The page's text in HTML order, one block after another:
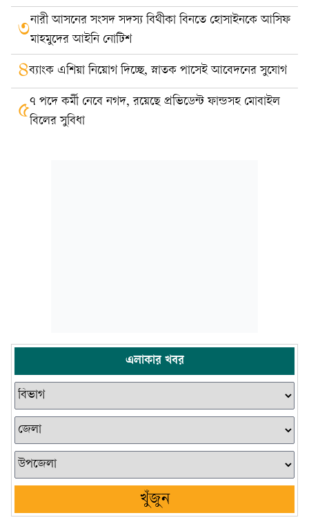
৩নারী আসনের সংসদ সদস্য বিথীকা বিনতে হোসাইনকে আসিফ
মাহমুদের আইনি নোটিশ
৪ব্যাংক এশিয়া নিয়োগ দিচ্ছে, স্নাতক পাসেই আবেদনের সুযোগ
৫৭ পদে কর্মী নেবে নগদ, রয়েছে প্রভিডেন্ট ফান্ডসহ মোবাইল
বিলের সুবিধা
এলাকার খবর
খুঁজুন